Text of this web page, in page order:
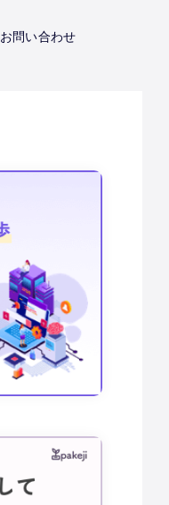
お問い合わせ